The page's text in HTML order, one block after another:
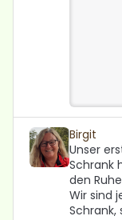
Birgit
Unser
Schrank
den
Wir sind
Schrank,